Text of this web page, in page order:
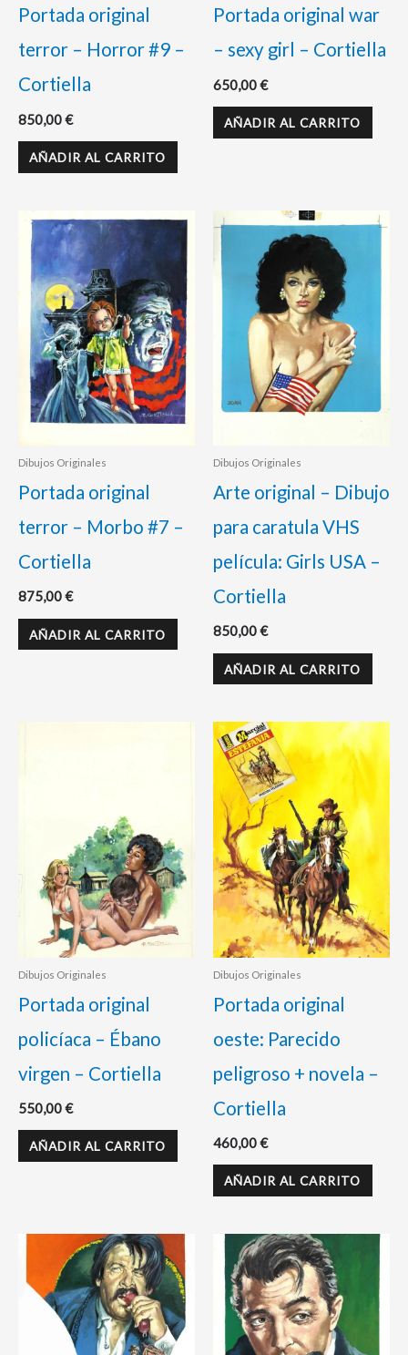
Portada original
terror – Horror #9 –
Cortiella
850,00€
AÑADIR AL CARRITO
Portada original war
– sexy girl – Cortiella
650,00€
AÑADIR AL CARRITO
Dibujos Originales
Portada original
terror – Morbo #7 –
Cortiella
875,00€
AÑADIR AL CARRITO
Dibujos Originales
Arte original – Dibujo
para caratula VHS
película: Girls USA –
Cortiella
850,00€
AÑADIR AL CARRITO
Dibujos Originales
Portada original
policíaca – Ébano
virgen – Cortiella
550,00€
AÑADIR AL CARRITO
Dibujos Originales
Portada original
oeste: Parecido
peligroso + novela –
Cortiella
460,00€
AÑADIR AL CARRITO